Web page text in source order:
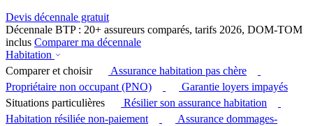
Devis décennale gratuit
Décennale BTP : 20+ assureurs comparés, tarifs 2026, DOM-TOM
inclus Comparer ma décennale
Habitation
Comparer et choisir
Assurance habitation pas chère
Propriétaire non occupant (PNO)
Garantie loyers impayés
Situations particulières
Résilier son assurance habitation
Habitation résiliée non-paiement
Assurance dommages-